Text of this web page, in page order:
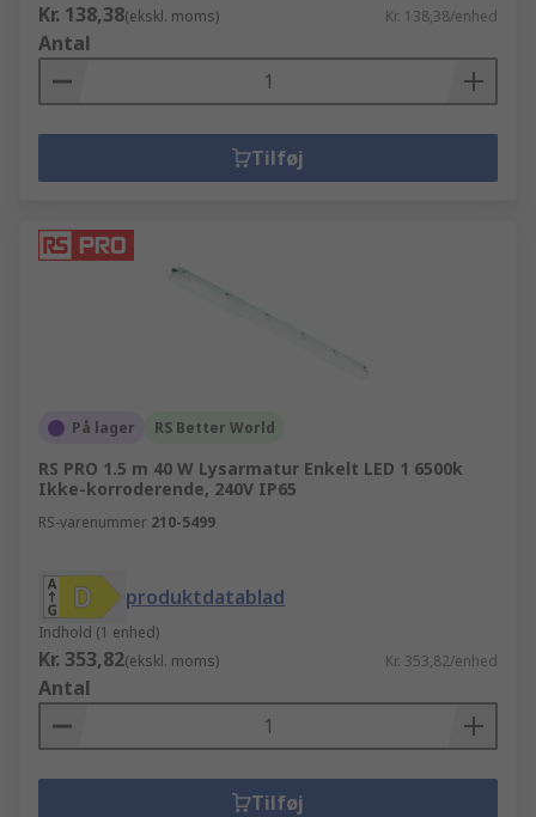
Kr. 138,38(ekskl. moms) Kr. 138,38/enhed
Antal
Tilføj
På lager RS Better World
RS PRO 1.5 m 40 W Lysarmatur Enkelt LED 1 6500k
Ikke-korroderende, 240V IP65
RS-varenummer 210-5499
produktdatablad
Indhold (1 enhed)
Kr. 353,82(ekskl. moms) Kr. 353,82/enhed
Antal
Tilføj